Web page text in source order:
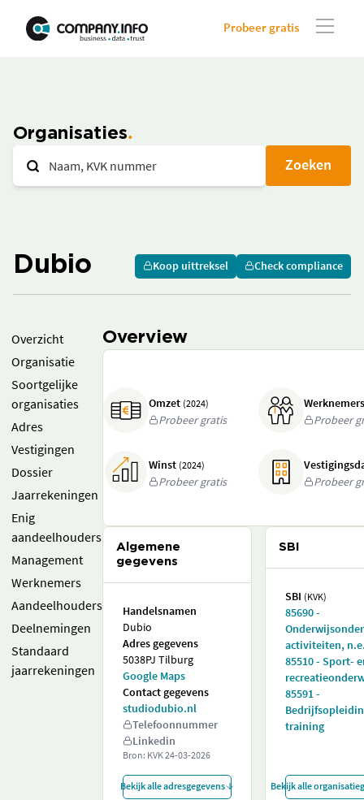
Probeer gratis
Organisaties
Zoeken
Dubio Koop uittreksel Check compliance
Overzicht
Organisatie
Soortgelijke
organisaties
Adres
Vestigingen
Dossier
Jaarrekeningen
Enig
aandeelhouders
Management
Werknemers
Aandeelhouders
Deelnemingen
Standaard
jaarrekeningen
Overview
Omzet (2024)
Probeer gratis
Probeer
Winst (2024)
Probeer gratis
Probeer
Algemene
gegevens
Handelsnamen
Dubio
Adres gegevens
5038PJ Tilburg
Google Maps
Contact gegevens
studiodubio.nl
Telefoonnummer
Linkedin
Bron: KVK24-03-2026
Bekijk alle adresgegevens
SBI
SBI (KVK)
85690 -
activiteiten,
85510 - Sport-
85591 -
training
Bekijk alle